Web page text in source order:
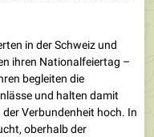
in der Schweiz und
begleiten die
und halten damit
Verbundenheit hoch. In
oberhalb der
sie sich am
ganzen Schweiz und